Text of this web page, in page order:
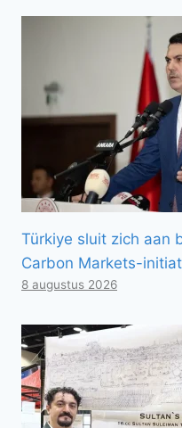
Türkiye sluit zich aan
Carbon Markets-
8 augustus 2026